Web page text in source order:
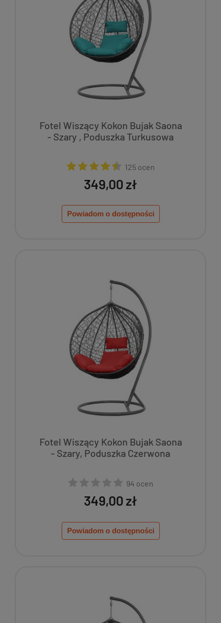
Fotel Wiszący Kokon Bujak Saona
- Szary , Poduszka Turkusowa
125 ocen
349,00 zł
Powiadom o dostępności
Fotel Wiszący Kokon Bujak Saona
- Szary, Poduszka Czerwona
94 ocen
349,00 zł
Powiadom o dostępności